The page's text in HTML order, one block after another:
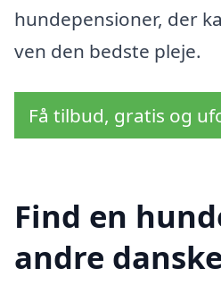
hundepensioner, der
ven den bedste pleje.
Få tilbud, gratis og
Find en
andre